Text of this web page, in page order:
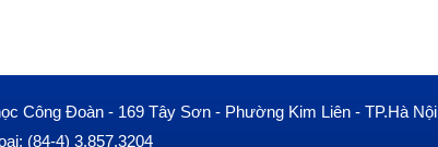
Công Đoàn - 169 Tây Sơn - Phường Kim Liên - TP.Hà Nội
(84-4) 3.857.3204